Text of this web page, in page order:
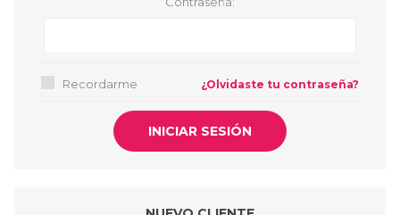
Recordarme ¿Olvidaste tu contraseña?